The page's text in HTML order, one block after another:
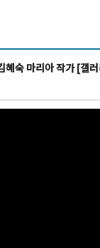
혜숙 마리아 작가 [갤